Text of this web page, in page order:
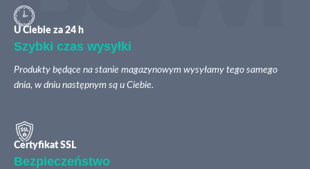
U Ciebie za 24 h
Szybki czas wysyłki
Produkty będące na stanie magazynowym wysyłamy tego samego
dnia, w dniu następnym są u Ciebie.
Certyfikat SSL
Bezpieczeństwo